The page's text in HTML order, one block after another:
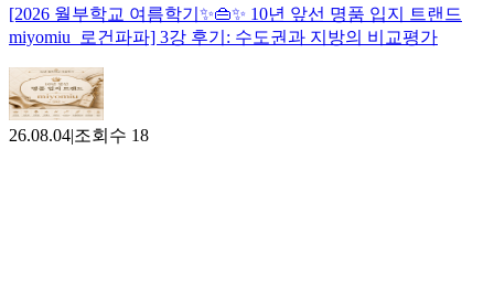
[2026 월부학교 여름학기✨️👜✨️ 10년 앞선 명품 입지 트랜드
miyomiu_로건파파] 3강 후기: 수도권과 지방의 비교평가
26.08.04|조회수 18